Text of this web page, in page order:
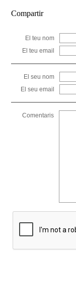
Compartir
El teu nom
El teu email
El seu nom
El seu email
Comentaris